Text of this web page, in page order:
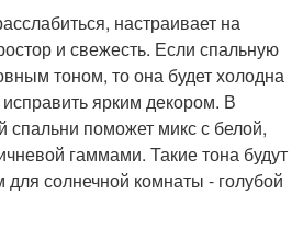
настраивает на
и свежесть. Если спальную
тоном, то она будет холодна
ярким декором. В
спальни поможет микс с белой,
гаммами. Такие тона будут
солнечной комнаты - голубой